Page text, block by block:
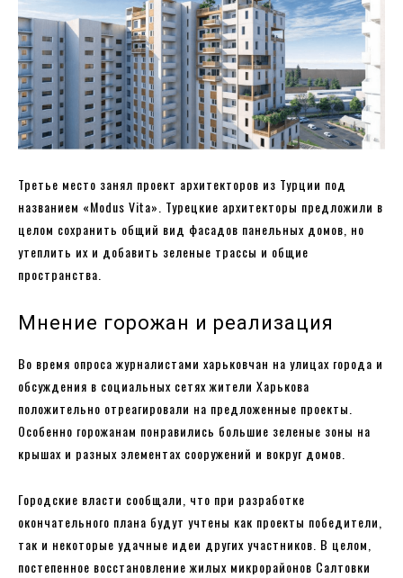
Третье место занял проект архитекторов из Турции под
названием «Modus Vita». Турецкие архитекторы предложили в
целом сохранить общий вид фасадов панельных домов, но
утеплить их и добавить зеленые трассы и общие
пространства.
Мнение горожан и реализация
Во время опроса журналистами харьковчан на улицах города и
обсуждения в социальных сетях жители Харькова
положительно отреагировали на предложенные проекты.
Особенно горожанам понравились большие зеленые зоны на
крышах и разных элементах сооружений и вокруг домов.
Городские власти сообщали, что при разработке
окончательного плана будут учтены как проекты победители,
так и некоторые удачные идеи других участников. В целом,
постепенное восстановление жилых микрорайонов Салтовки